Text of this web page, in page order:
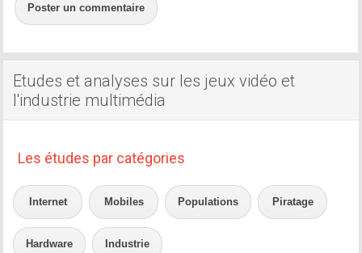
Poster un commentaire
Etudes et analyses sur les jeux vidéo et
l'industrie multimédia
Les études par catégories
Internet Mobiles Populations Piratage
Hardware Industrie